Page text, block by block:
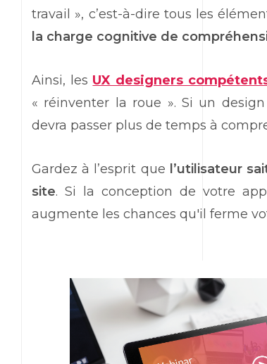
travail », c’est-à-dire tous les
la charge cognitive de
Ainsi, les UX designers
« réinventer la roue ». Si un
devra passer plus de temps à
Gardez à l’esprit que l’utilisateur
site. Si la conception de votre
augmente les chances qu'il ferme